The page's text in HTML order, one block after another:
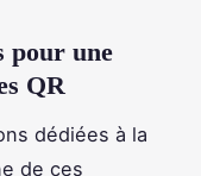
pour une
QR
dédiées à la
de ces